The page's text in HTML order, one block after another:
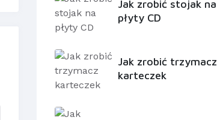
Jak zrobić stojak na
płyty CD
Jak zrobić trzymacz
karteczek